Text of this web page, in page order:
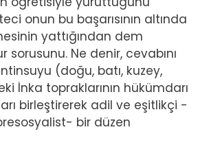
onun bu başarısının altında
yattığından dem
Ne denir, cevabını
(doğu, batı, kuzey,
İnka topraklarının hükümdarı
birleştirerek adil ve eşitlikçi -
bir düzen